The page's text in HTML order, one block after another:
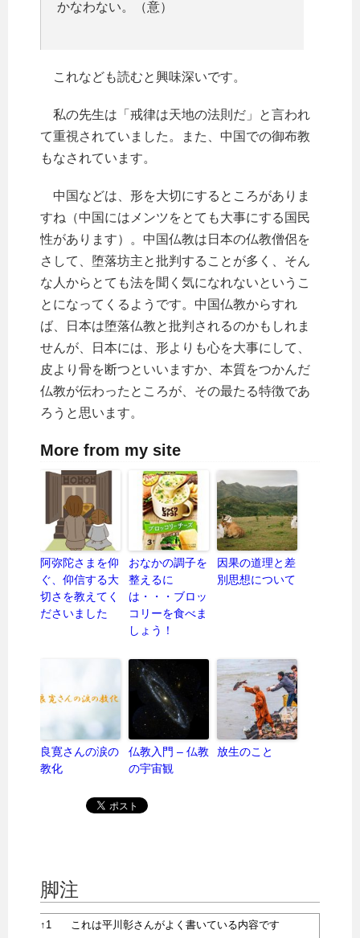
かなわない。（意）
これなども読むと興味深いです。
私の先生は「戒律は天地の法則だ」と言われ
て重視されていました。また、中国での御布教
もなされています。
中国などは、形を大切にするところがありま
すね（中国にはメンツをとても大事にする国民
性があります）。中国仏教は日本の仏教僧侶を
さして、堕落坊主と批判することが多く、そん
な人からとても法を聞く気になれないというこ
とになってくるようです。中国仏教からすれ
ば、日本は堕落仏教と批判されるのかもしれま
せんが、日本には、形よりも心を大事にして、
皮より骨を断つといいますか、本質をつかんだ
仏教が伝わったところが、その最たる特徴であ
ろうと思います。
More from my site
阿弥陀さまを仰
ぐ、仰信する大
切さを教えてく
ださいました
おなかの調子を
整えるに
は・・・ブロッ
コリーを食べま
しょう！
因果の道理と差
別思想について
良寛さんの涙の
教化
仏教入門 – 仏教
の宇宙観
放生のこと
脚注
↑ 1 これは平川彰さんがよく書いている内容です